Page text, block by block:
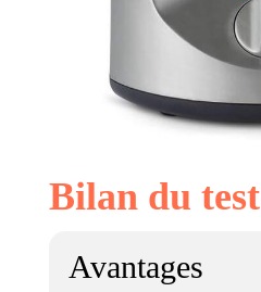
Bilan du test
Avantages